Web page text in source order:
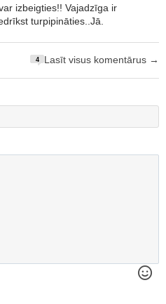
izbeigties!! Vajadzīga ir
turpipināties..Jā.
4 Lasīt visus komentārus →